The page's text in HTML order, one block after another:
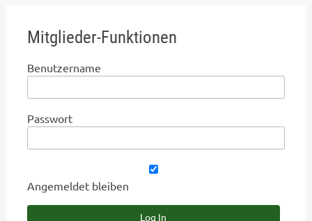
Mitglieder-Funktionen
Benutzername
Passwort
Angemeldet bleiben